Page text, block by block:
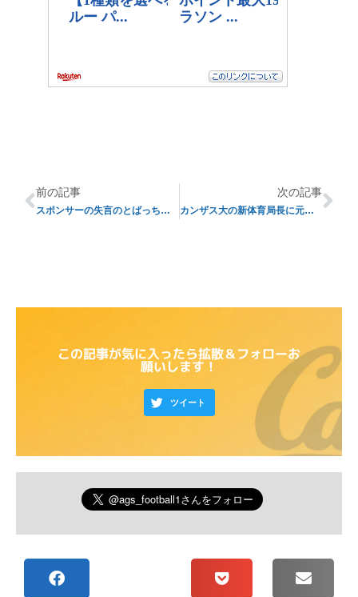
前の記事
スポンサーの失言のとばっちりを食らうルイビル大
次の記事
カンザス大の新体育局長に元アーカンソー大のロング氏
この記事が気に入ったら拡散＆フォローお
願いします！
ツイート